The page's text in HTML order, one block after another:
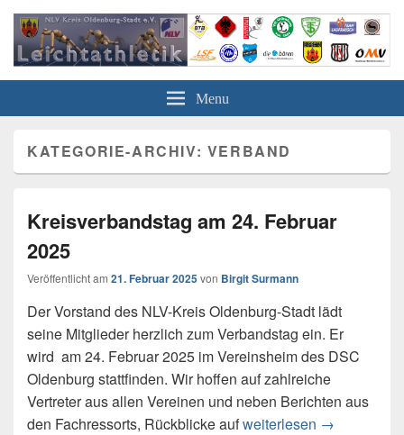
Leichtathletik in Oldenburg
NLV-Kreis Oldenburg-Stadt e.V.
Menu
KATEGORIE-ARCHIV: VERBAND
Kreisverbandstag am 24. Februar
2025
Veröffentlicht am 21. Februar 2025von Birgit Surmann
Der Vorstand des NLV-Kreis Oldenburg-Stadt lädt
seine Mitglieder herzlich zum Verbandstag ein. Er
wird am 24. Februar 2025 im Vereinsheim des DSC
Oldenburg stattfinden. Wir hoffen auf zahlreiche
Vertreter aus allen Vereinen und neben Berichten aus
den Fachressorts, Rückblicke aufweiterlesen →